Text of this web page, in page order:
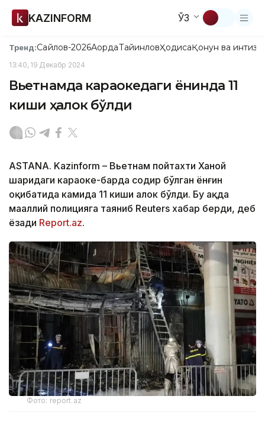
KAZINFORM ЎЗ
Тренд:Сайлов-2026АқордаТайинловҲодисаҚонун ва
13:40, 19 Декабр 2024
Вьетнамда караокедаги ёнғинда 11
киши ҳалок бўлди
ASTANA. Kazinform – Вьетнам пойтахти Ханой
шаҳридаги караоке-барда содир бўлган ёнғин
оқибатида камида 11 киши ҳалок бўлди. Бу ҳақда
маҳаллий полицияга таяниб Reuters хабар берди, деб
ёзади Report.az.
Фото: report.az